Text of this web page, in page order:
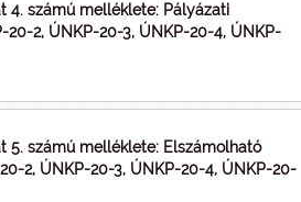
4. számú melléklete: Pályázati
20-2, ÚNKP-20-3, ÚNKP-20-4, ÚNKP-
5. számú melléklete: Elszámolható
2, ÚNKP-20-3, ÚNKP-20-4, ÚNKP-20-